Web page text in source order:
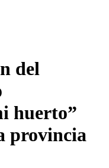
del
huerto”
provincia